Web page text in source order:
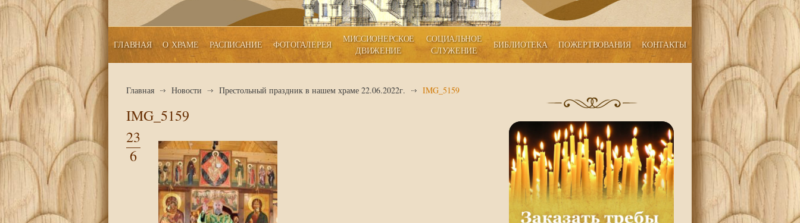
ГЛАВНАЯ О ХРАМЕ РАСПИСАНИЕ ФОТОГАЛЕРЕЯ
МИССИОНЕРСКОЕ
ДВИЖЕНИЕ
СОЦИАЛЬНОЕ
СЛУЖЕНИЕ
БИБЛИОТЕКА ПОЖЕРТВОВАНИЯ КОНТАКТЫ
Главная Новости Престольный праздник в нашем храме 22.06.2022г. IMG_5159
IMG_5159
23
6